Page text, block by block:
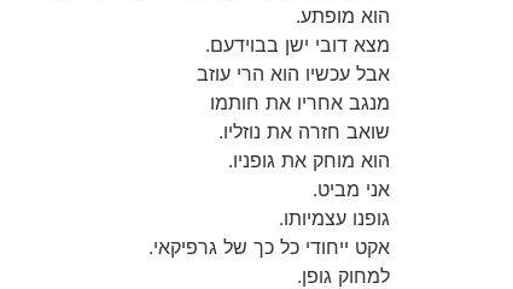
הוא מופתע.
מצא דובי ישן בבוידעם.
אבל עכשיו הוא הרי עוזב
מנגב אחריו את חותמו
שואב חזרה את נוזליו.
הוא מוחק את גופניו.
אני מביט.
גופנו עצמיותו.
אקט ייחודי כל כך של גרפיקאי.
למחוק גופן.